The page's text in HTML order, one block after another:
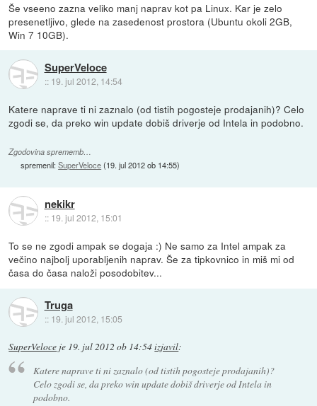
Še vseeno zazna veliko manj naprav kot pa Linux. Kar je zelo
presenetljivo, glede na zasedenost prostora (Ubuntu okoli 2GB,
Win 7 10GB).
SuperVeloce
:: 19. jul 2012, 14:54
Katere naprave ti ni zaznalo (od tistih pogosteje prodajanih)? Celo
zgodi se, da preko win update dobiš driverje od Intela in podobno.
Zgodovina sprememb…
spremenil:SuperVeloce(19. jul 2012 ob 14:55)
nekikr
:: 19. jul 2012, 15:01
To se ne zgodi ampak se dogaja :) Ne samo za Intel ampak za
večino najbolj uporabljenih naprav. Še za tipkovnico in miš mi od
časa do časa naloži posodobitev...
Truga
:: 19. jul 2012, 15:05
SuperVeloce je 19. jul 2012 ob 14:54izjavil:
Katere naprave ti ni zaznalo (od tistih pogosteje prodajanih)?
Celo zgodi se, da preko win update dobiš driverje od Intela in
podobno.